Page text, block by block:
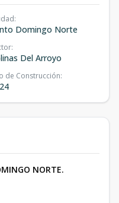
:
Domingo Norte
:
Del Arroyo
de Construcción:
NORTE.